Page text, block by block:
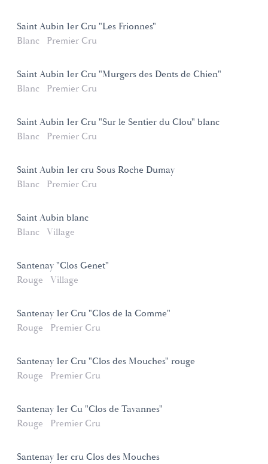
Saint Aubin 1er Cru "Les Frionnes"
Blanc
Premier Cru
Saint Aubin 1er Cru "Murgers des Dents de Chien"
Blanc
Premier Cru
Saint Aubin 1er Cru "Sur le Sentier du Clou" blanc
Blanc
Premier Cru
Saint Aubin 1er cru Sous Roche Dumay
Blanc
Premier Cru
Saint Aubin blanc
Blanc
Village
Santenay "Clos Genet"
Rouge
Village
Santenay 1er Cru "Clos de la Comme"
Rouge
Premier Cru
Santenay 1er Cru "Clos des Mouches" rouge
Rouge
Premier Cru
Santenay 1er Cu "Clos de Tavannes"
Rouge
Premier Cru
Santenay 1er cru Clos des Mouches